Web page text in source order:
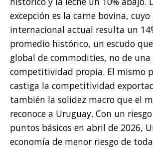
excepción es la carne bovina, cuyo
internacional actual resulta un
promedio histórico, un escudo
global de commodities, no de una
competitividad propia. El mismo
castiga la competitividad
también la solidez macro que el
reconoce a Uruguay. Con un
puntos básicos en abril de 2026,
economía de menor riesgo de